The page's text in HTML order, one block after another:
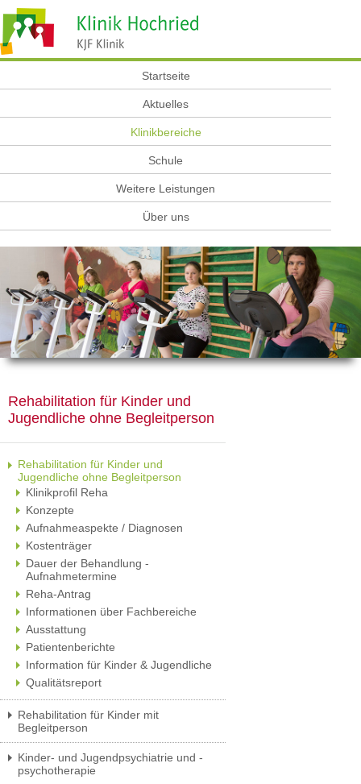
Startseite
Aktuelles
Klinikbereiche
Schule
Weitere Leistungen
Über uns
Rehabilitation für Kinder und
Jugendliche ohne Begleitperson
Rehabilitation für Kinder und
Jugendliche ohne Begleitperson
Klinikprofil Reha
Konzepte
Aufnahmeaspekte / Diagnosen
Kostenträger
Dauer der Behandlung -
Aufnahmetermine
Reha-Antrag
Informationen über Fachbereiche
Ausstattung
Patientenberichte
Information für Kinder & Jugendliche
Qualitätsreport
Rehabilitation für Kinder mit
Begleitperson
Kinder- und Jugendpsychiatrie und -
psychotherapie